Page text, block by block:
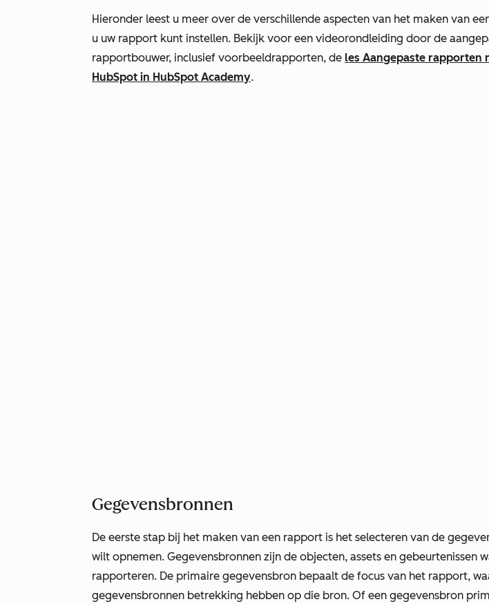
Hieronder leest u meer over de verschillende aspecten van het maken van
u uw rapport kunt instellen. Bekijk voor een videorondleiding door de
rapportbouwer, inclusief voorbeeldrapporten, de les Aangepaste rapporten
HubSpot in HubSpot Academy.
Gegevensbronnen
De eerste stap bij het maken van een rapport is het selecteren van de
wilt opnemen. Gegevensbronnen zijn de objecten, assets en gebeurtenissen
rapporteren. De primaire gegevensbron bepaalt de focus van het rapport,
gegevensbronnen betrekking hebben op die bron. Of een gegevensbron